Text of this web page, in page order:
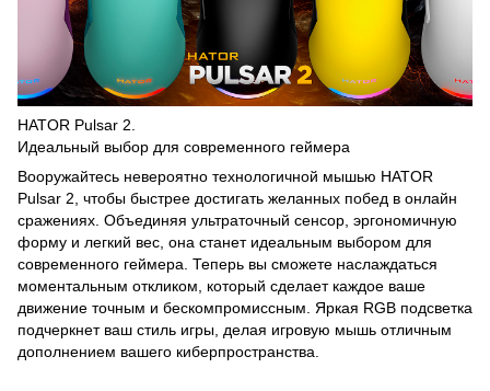
HATOR Pulsar 2.
Идеальный выбор для современного геймера
Вооружайтесь невероятно технологичной мышью HATOR
Pulsar 2, чтобы быстрее достигать желанных побед в онлайн
сражениях. Объединяя ультраточный сенсор, эргономичную
форму и легкий вес, она станет идеальным выбором для
современного геймера. Теперь вы сможете наслаждаться
моментальным откликом, который сделает каждое ваше
движение точным и бескомпромиссным. Яркая RGB подсветка
подчеркнет ваш стиль игры, делая игровую мышь отличным
дополнением вашего киберпространства.